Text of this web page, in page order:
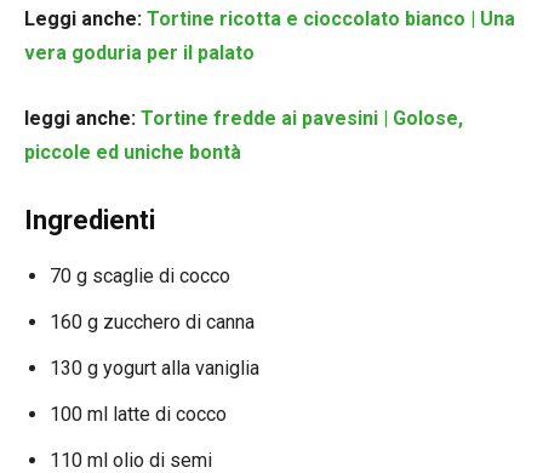
Leggi anche: Tortine ricotta e cioccolato bianco | Una
vera goduria per il palato
leggi anche: Tortine fredde ai pavesini | Golose,
piccole ed uniche bontà
Ingredienti
70 g scaglie di cocco
160 g zucchero di canna
130 g yogurt alla vaniglia
100 ml latte di cocco
110 ml olio di semi